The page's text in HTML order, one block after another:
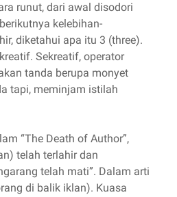
runut, dari awal disodori
kelebihan-
diketahui apa itu 3 (three).
Sekreatif, operator
tanda berupa monyet
tapi, meminjam istilah
“The Death of Author”,
telah terlahir dan
telah mati”. Dalam arti
di balik iklan). Kuasa